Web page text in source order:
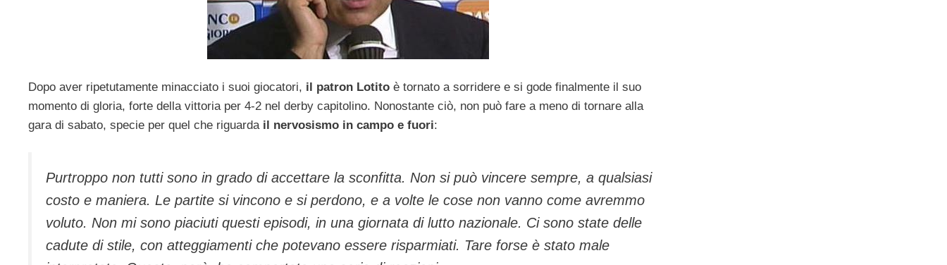
Dopo aver ripetutamente minacciato i suoi giocatori, il patron Lotito è tornato a sorridere e si gode finalmente il suo
momento di gloria, forte della vittoria per 4-2 nel derby capitolino. Nonostante ciò, non può fare a meno di tornare alla
gara di sabato, specie per quel che riguarda il nervosismo in campo e fuori:
Purtroppo non tutti sono in grado di accettare la sconfitta. Non si può vincere sempre, a qualsiasi
costo e maniera. Le partite si vincono e si perdono, e a volte le cose non vanno come avremmo
voluto. Non mi sono piaciuti questi episodi, in una giornata di lutto nazionale. Ci sono state delle
cadute di stile, con atteggiamenti che potevano essere risparmiati. Tare forse è stato male